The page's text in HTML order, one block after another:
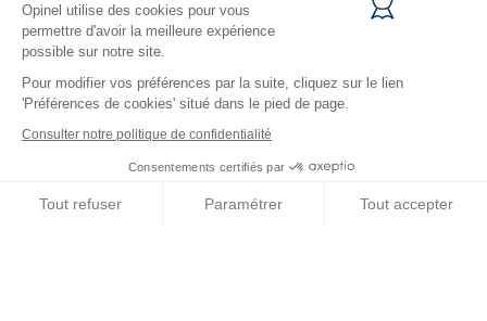
Opinel utilise des cookies pour vous
permettre d'avoir la meilleure expérience
possible sur notre site.
Pour modifier vos préférences par la suite, cliquez sur le lien
'Préférences de cookies' situé dans le pied de page.
Consulter notre politique de confidentialité
Consentements certifiés par
Tout refuser Paramétrer Tout accepter
Werbegeschenke
Gastronome
Opinel News
Neuigkeiten erhalten
Besuchen Sie uns